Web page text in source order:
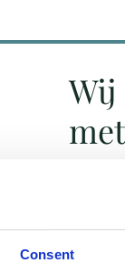
Consent
Wij